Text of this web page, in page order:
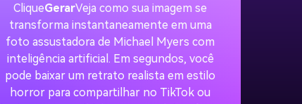
CliqueGerarVeja como sua imagem se
transforma instantaneamente em uma
foto assustadora de Michael Myers com
inteligência artificial. Em segundos, você
pode baixar um retrato realista em estilo
horror para compartilhar no TikTok ou